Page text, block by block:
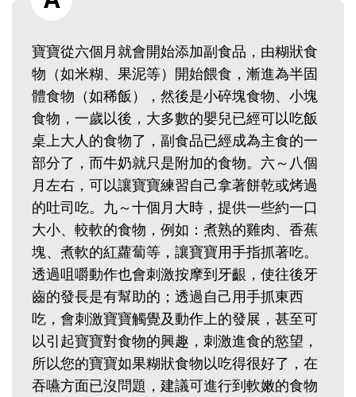
寶寶從六個月就會開始添加副食品，由糊狀食
物（如米糊、果泥等）開始餵食，漸進為半固
體食物（如稀飯），然後是小碎塊食物、小塊
食物，一歲以後，大多數的嬰兒已經可以吃飯
桌上大人的食物了，副食品已經成為主食的一
部分了，而牛奶就只是附加的食物。六～八個
月左右，可以讓寶寶練習自己拿著餅乾或烤過
的吐司吃。九～十個月大時，提供一些約一口
大小、較軟的食物，例如：煮熟的雞肉、香蕉
塊、煮軟的紅蘿蔔等，讓寶寶用手指抓著吃。
透過咀嚼動作也會刺激按摩到牙齦，使往後牙
齒的發長是有幫助的；透過自己用手抓東西
吃，會刺激寶寶觸覺及動作上的發展，甚至可
以引起寶寶對食物的興趣，刺激進食的慾望，
所以您的寶寶如果糊狀食物以吃得很好了，在
吞嚥方面已沒問題，建議可進行到軟嫩的食物